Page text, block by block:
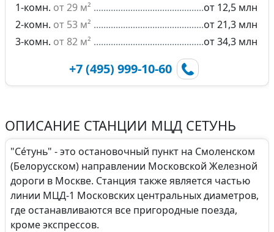
1-комн. от 29 м²
от 12,5 млн
2-комн. от 53 м²
от 21,3 млн
3-комн. от 82 м² от 34,3 млн
+7 (495) 999-10-60
ОПИСАНИЕ СТАНЦИИ МЦД СЕТУНЬ
"Се́тунь" - это остановочный пункт на Смоленском
(Белорусском) направлении Московской Железной
дороги в Москве. Станция также является частью
линии МЦД-1 Московских центральных диаметров,
где останавливаются все пригородные поезда,
кроме экспрессов.